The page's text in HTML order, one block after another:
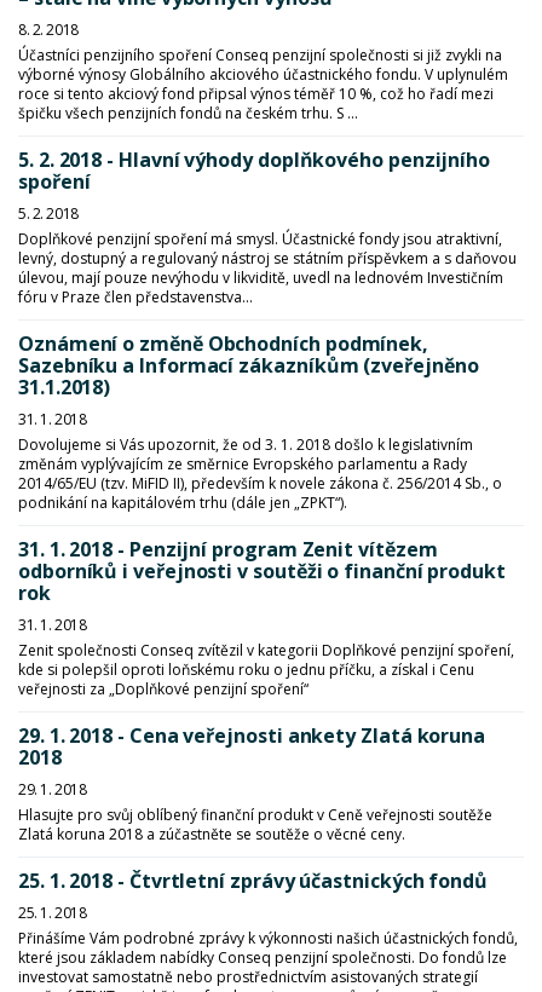
8. 2. 2018
Účastníci penzijního spoření Conseq penzijní společnosti si již zvykli na
výborné výnosy Globálního akciového účastnického fondu. V uplynulém
roce si tento akciový fond připsal výnos téměř 10 %, což ho řadí mezi
špičku všech penzijních fondů na českém trhu. S ...
5. 2. 2018 - Hlavní výhody doplňkového penzijního
spoření
5. 2. 2018
Doplňkové penzijní spoření má smysl. Účastnické fondy jsou atraktivní,
levný, dostupný a regulovaný nástroj se státním příspěvkem a s daňovou
úlevou, mají pouze nevýhodu v likviditě, uvedl na lednovém Investičním
fóru v Praze člen představenstva...
Oznámení o změně Obchodních podmínek,
Sazebníku a Informací zákazníkům (zveřejněno
31.1.2018)
31. 1. 2018
Dovolujeme si Vás upozornit, že od 3. 1. 2018 došlo k legislativním
změnám vyplývajícím ze směrnice Evropského parlamentu a Rady
2014/65/EU (tzv. MiFID II), především k novele zákona č. 256/2014 Sb., o
podnikání na kapitálovém trhu (dále jen „ZPKT“).
31. 1. 2018 - Penzijní program Zenit vítězem
odborníků i veřejnosti v soutěži o finanční produkt
rok
31. 1. 2018
Zenit společnosti Conseq zvítězil v kategorii Doplňkové penzijní spoření,
kde si polepšil oproti loňskému roku o jednu příčku, a získal i Cenu
veřejnosti za „Doplňkové penzijní spoření“
29. 1. 2018 - Cena veřejnosti ankety Zlatá koruna
2018
29. 1. 2018
Hlasujte pro svůj oblíbený finanční produkt v Ceně veřejnosti soutěže
Zlatá koruna 2018 a zúčastněte se soutěže o věcné ceny.
25. 1. 2018 - Čtvrtletní zprávy účastnických fondů
25. 1. 2018
Přinášíme Vám podrobné zprávy k výkonnosti našich účastnických fondů,
které jsou základem nabídky Conseq penzijní společnosti. Do fondů lze
investovat samostatně nebo prostřednictvím asistovaných strategií